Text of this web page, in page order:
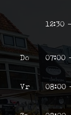
12:30
Do 07:00
Vr 08:00